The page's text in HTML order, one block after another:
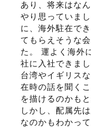
あり、将来はな
やり思っていま
に、海外駐在で
てもらえそうな
た。 運よく海外
社に入社できま
台湾やイギリス
在時の話を聞く
を描けるのかも
しかし、配属先
なのかもわかっ